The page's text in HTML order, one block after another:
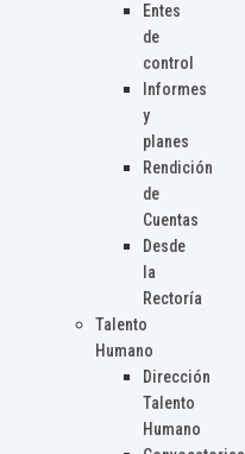
Entes
de
control
Informes
y
planes
Rendición
de
Cuentas
Desde
la
Rectoría
Talento
Humano
Dirección
Talento
Humano